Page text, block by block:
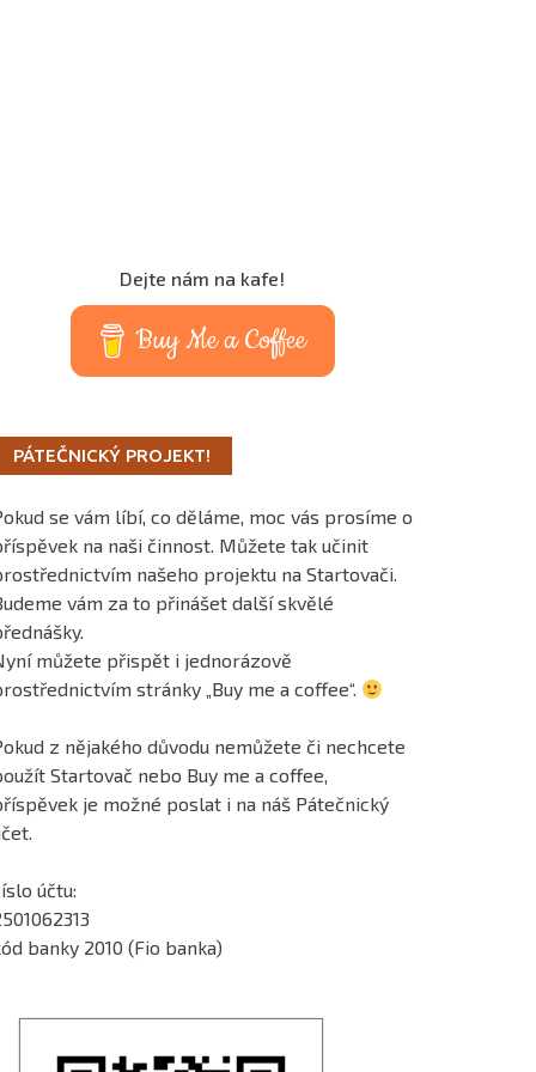
Dejte nám na kafe!
Buy Me a Coffee
PÁTEČNICKÝ PROJEKT!
se vám líbí, co děláme, moc vás prosíme o
na naši činnost. Můžete tak učinit
našeho projektu na Startovači.
vám za to přinášet další skvělé
můžete přispět i jednorázově
stránky „Buy me a coffee“.
z nějakého důvodu nemůžete či nechcete
Startovač nebo Buy me a coffee,
je možné poslat i na náš Pátečnický
účtu:
banky 2010 (Fio banka)